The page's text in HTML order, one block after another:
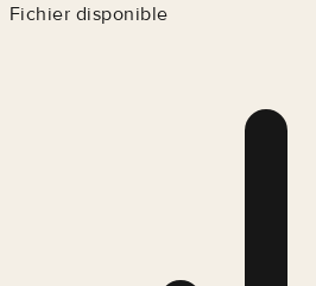
Fichier disponible